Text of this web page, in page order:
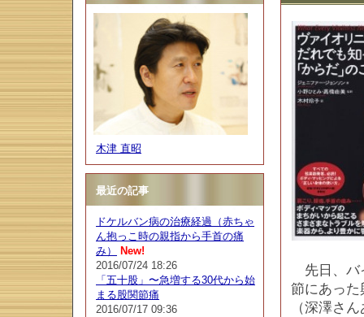
先日、バ
節にあった
（深澤さ
木津 直昭
最近の記事
ドケルバン病の治療経過（赤ちゃ
ん抱っこ時の親指から手首の痛
み）
New!
2016/07/24 18:26
「五十股」〜急増する30代から始
まる股関節痛
2016/07/17 09:36